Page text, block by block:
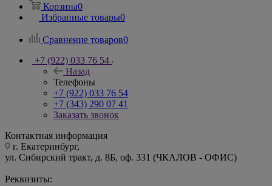
Корзина0
Избранные товары0
Сравнение товаров0
+7 (922) 033 76 54
Назад
Телефоны
+7 (922) 033 76 54
+7 (343) 290 07 41
Заказать звонок
Контактная информация
г. Екатеринбург,
ул. Сибирский тракт, д. 8Б, оф. 331 (ЧКАЛОВ - ОФИС)
Реквизиты: